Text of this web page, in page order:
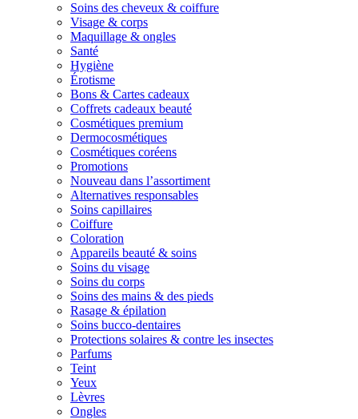
Soins des cheveux & coiffure
Visage & corps
Maquillage & ongles
Santé
Hygiène
Érotisme
Bons & Cartes cadeaux
Coffrets cadeaux beauté
Cosmétiques premium
Dermocosmétiques
Cosmétiques coréens
Promotions
Nouveau dans l’assortiment
Alternatives responsables
Soins capillaires
Coiffure
Coloration
Appareils beauté & soins
Soins du visage
Soins du corps
Soins des mains & des pieds
Rasage & épilation
Soins bucco-dentaires
Protections solaires & contre les insectes
Parfums
Teint
Yeux
Lèvres
Ongles